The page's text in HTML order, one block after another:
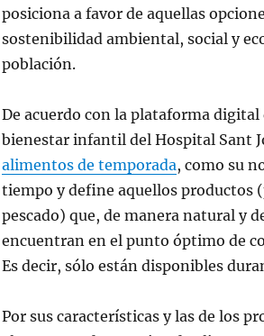
posiciona a favor de aquellas
sostenibilidad ambiental, social y
población.
De acuerdo con la plataforma
bienestar infantil del Hospital Sant
alimentos de temporada, como su
tiempo y define aquellos productos
pescado) que, de manera natural y
encuentran en el punto óptimo de
Es decir, sólo están disponibles
Por sus características y las de los